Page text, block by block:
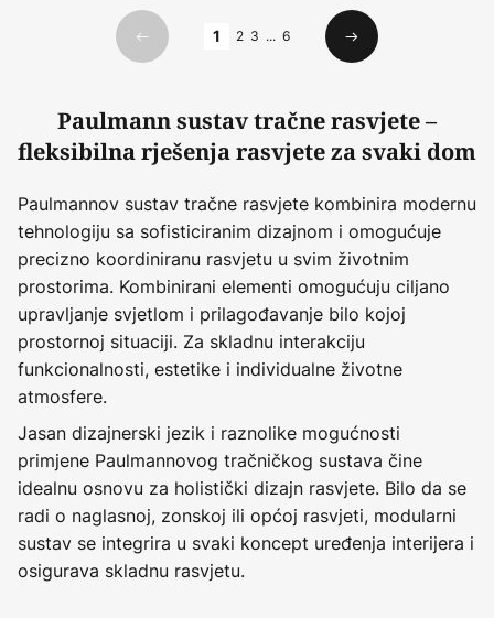
Prethodno
1 2 3 ... 6
Sljedeći
Paulmann sustav tračne rasvjete –
fleksibilna rješenja rasvjete za svaki dom
Paulmannov sustav tračne rasvjete kombinira modernu
tehnologiju sa sofisticiranim dizajnom i omogućuje
precizno koordiniranu rasvjetu u svim životnim
prostorima. Kombinirani elementi omogućuju ciljano
upravljanje svjetlom i prilagođavanje bilo kojoj
prostornoj situaciji. Za skladnu interakciju
funkcionalnosti, estetike i individualne životne
atmosfere.
Jasan dizajnerski jezik i raznolike mogućnosti
primjene Paulmannovog tračničkog sustava čine
idealnu osnovu za holistički dizajn rasvjete. Bilo da se
radi o naglasnoj, zonskoj ili općoj rasvjeti, modularni
sustav se integrira u svaki koncept uređenja interijera i
osigurava skladnu rasvjetu.